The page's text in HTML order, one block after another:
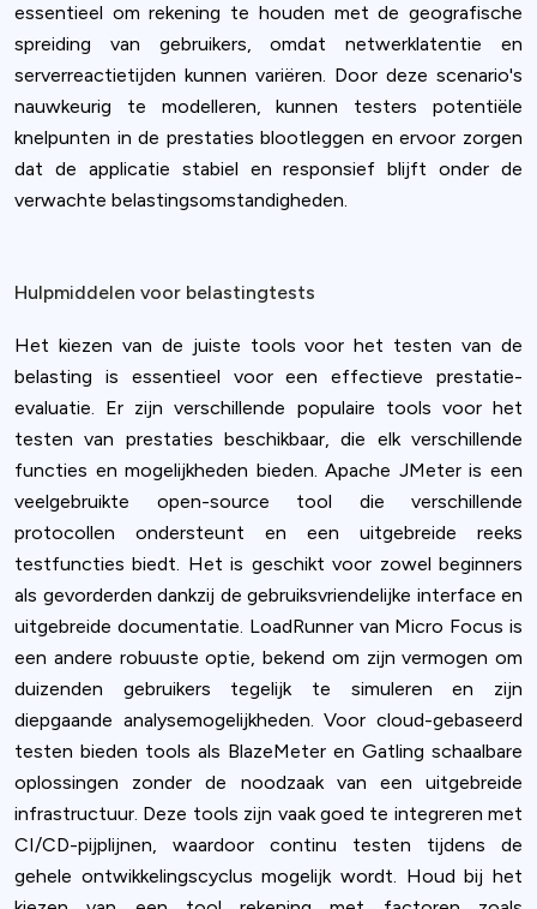
essentieel om rekening te houden met de geografische
spreiding van gebruikers, omdat netwerklatentie en
serverreactietijden kunnen variëren. Door deze scenario's
nauwkeurig te modelleren, kunnen testers potentiële
knelpunten in de prestaties blootleggen en ervoor zorgen
dat de applicatie stabiel en responsief blijft onder de
verwachte belastingsomstandigheden.
Hulpmiddelen voor belastingtests
Het kiezen van de juiste tools voor het testen van de
belasting is essentieel voor een effectieve prestatie-
evaluatie. Er zijn verschillende populaire tools voor het
testen van prestaties beschikbaar, die elk verschillende
functies en mogelijkheden bieden. Apache JMeter is een
veelgebruikte open-source tool die verschillende
protocollen ondersteunt en een uitgebreide reeks
testfuncties biedt. Het is geschikt voor zowel beginners
als gevorderden dankzij de gebruiksvriendelijke interface en
uitgebreide documentatie. LoadRunner van Micro Focus is
een andere robuuste optie, bekend om zijn vermogen om
duizenden gebruikers tegelijk te simuleren en zijn
diepgaande analysemogelijkheden. Voor cloud-gebaseerd
testen bieden tools als BlazeMeter en Gatling schaalbare
oplossingen zonder de noodzaak van een uitgebreide
infrastructuur. Deze tools zijn vaak goed te integreren met
CI/CD-pijplijnen, waardoor continu testen tijdens de
gehele ontwikkelingscyclus mogelijk wordt. Houd bij het
Cookies & Privacy
Queue-Fair.com uses cookies to provide content
and improve your experience. You can accept all
cookie usage or use settings to manage
categories individually.